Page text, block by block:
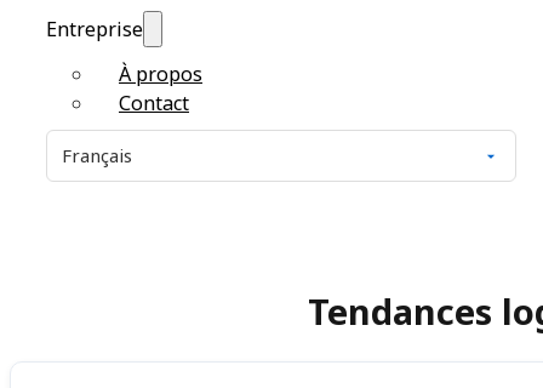
Entreprise
À propos
Contact
Tendances